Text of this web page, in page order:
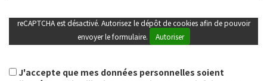
reCAPTCHA est désactivé. Autorisez le dépôt de cookies afin de pouvoir
envoyer le formulaire.
Autoriser
J'accepte que mes données personnelles soient